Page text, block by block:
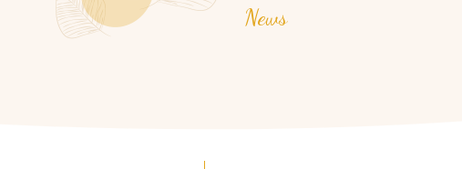
News